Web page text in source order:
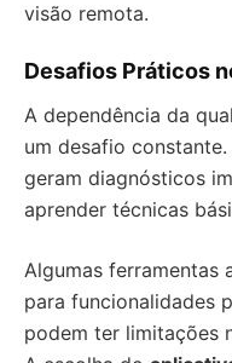
visão remota.
Desafios Práticos
A dependência da
um desafio
geram diagnósticos
aprender técnicas
Algumas ferramentas
para funcionalidades
podem ter limitações